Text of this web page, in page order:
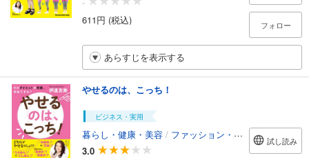
611円 (税込)
フォロー
あらすじを表示する
やせるのは、こっち！
ビジネス・実用
暮らし・健康・美容 / ファッション・美容
3.0
試し読み